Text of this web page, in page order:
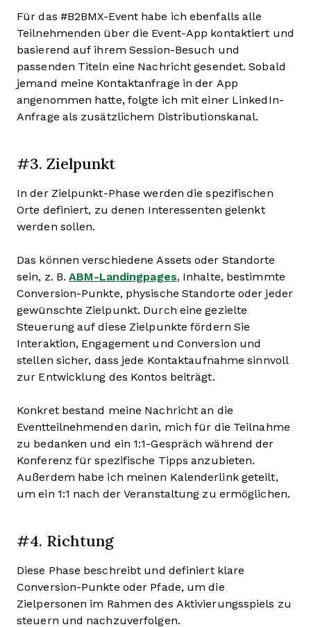
Für das #B2BMX-Event habe ich ebenfalls alle
Teilnehmenden über die Event-App kontaktiert und
basierend auf ihrem Session-Besuch und
passenden Titeln eine Nachricht gesendet. Sobald
jemand meine Kontaktanfrage in der App
angenommen hatte, folgte ich mit einer LinkedIn-
Anfrage als zusätzlichem Distributionskanal.
#3. Zielpunkt
In der Zielpunkt-Phase werden die spezifischen
Orte definiert, zu denen Interessenten gelenkt
werden sollen.
Das können verschiedene Assets oder Standorte
sein, z. B.ABM-Landingpages, Inhalte, bestimmte
Conversion-Punkte, physische Standorte oder jeder
gewünschte Zielpunkt. Durch eine gezielte
Steuerung auf diese Zielpunkte fördern Sie
Interaktion, Engagement und Conversion und
stellen sicher, dass jede Kontaktaufnahme sinnvoll
zur Entwicklung des Kontos beiträgt.
Konkret bestand meine Nachricht an die
Eventteilnehmenden darin, mich für die Teilnahme
zu bedanken und ein 1:1-Gespräch während der
Konferenz für spezifische Tipps anzubieten.
Außerdem habe ich meinen Kalenderlink geteilt,
um ein 1:1 nach der Veranstaltung zu ermöglichen.
#4. Richtung
Diese Phase beschreibt und definiert klare
Conversion-Punkte oder Pfade, um die
Zielpersonen im Rahmen des Aktivierungsspiels zu
steuern und nachzuverfolgen.